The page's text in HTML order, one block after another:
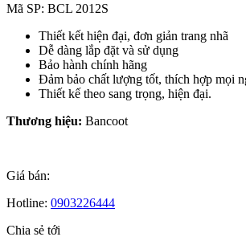
Mã SP: BCL 2012S
Thiết kết hiện đại, đơn giản trang nhã
Dễ dàng lắp đặt và sử dụng
Bảo hành chính hãng
Đảm bảo chất lượng tốt, thích hợp mọi
Thiết kế theo sang trọng, hiện đại.
Thương hiệu: Bancoot
Giá bán:
Hotline: 0903226444
Chia sẻ tới